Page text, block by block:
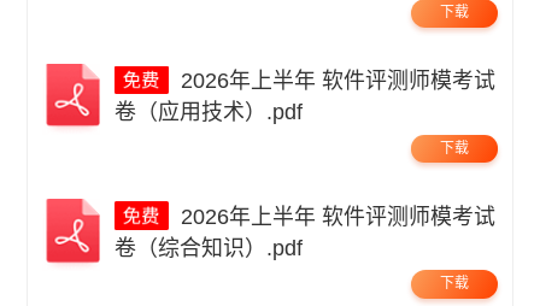
下载
卷（应用技术）.pdf
下载
卷（综合知识）.pdf
下载